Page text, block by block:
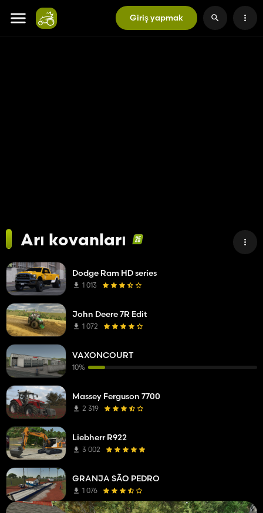
Giriş yapmak
Arı kovanları
Dodge Ram HD series
1 013
John Deere 7R Edit
1 072
VAXONCOURT
10%
Massey Ferguson 7700
2 319
Liebherr R922
3 002
GRANJA SÃO PEDRO
1 076